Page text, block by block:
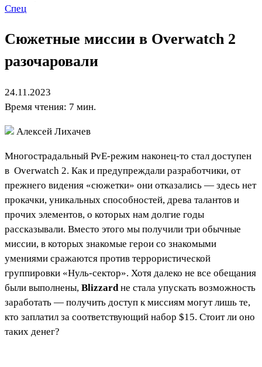
Спец
Сюжетные миссии в Overwatch 2
разочаровали
24.11.2023
Время чтения: 7 мин.
Алексей Лихачев
Многострадальный PvE-режим наконец-то стал доступен
в Overwatch 2. Как и предупреждали разработчики, от
прежнего видения «сюжетки» они отказались — здесь нет
прокачки, уникальных способностей, древа талантов и
прочих элементов, о которых нам долгие годы
рассказывали. Вместо этого мы получили три обычные
миссии, в которых знакомые герои со знакомыми
умениями сражаются против террористической
группировки «Нуль-сектор». Хотя далеко не все обещания
были выполнены, Blizzardне стала упускать возможность
заработать — получить доступ к миссиям могут лишь те,
кто заплатил за соответствующий набор $15. Стоит ли оно
таких денег?